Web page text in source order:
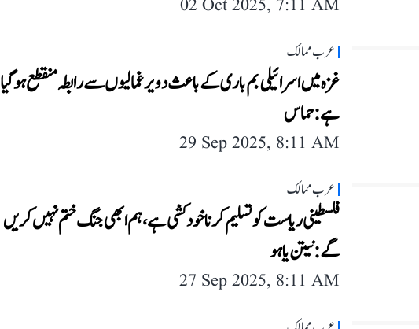
02 Oct 2025, 7:11 AM
عرب ممالک
غزہ میں اسرائیلی بم باری کے باعث دو یرغمالیوں سے رابطہ منقطع ہو گیا
ہے: حماس
29 Sep 2025, 8:11 AM
عرب ممالک
فلسطینی ریاست کو تسلیم کرنا خودکشی ہے، ہم ابھی جنگ ختم نہیں کریں
گے: نیتن یاہو
27 Sep 2025, 8:11 AM